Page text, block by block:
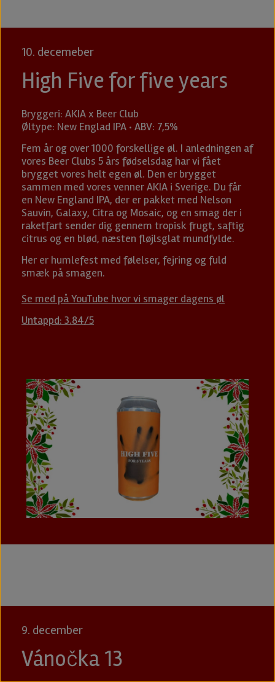
10. decemeber
High Five for five years
Bryggeri: AKIA x Beer Club
Øltype: New Englad IPA · ABV: 7,5%
Fem år og over 1000 forskellige øl. I anledningen af
vores Beer Clubs 5 års fødselsdag har vi fået
brygget vores helt egen øl. Den er brygget
sammen med vores venner AKIA i Sverige. Du får
en New England IPA, der er pakket med Nelson
Sauvin, Galaxy, Citra og Mosaic, og en smag der i
raketfart sender dig gennem tropisk frugt, saftig
citrus og en blød, næsten fløjlsglat mundfylde.
Her er humlefest med følelser, fejring og fuld
smæk på smagen.
Se med på YouTube hvor vi smager dagens øl
Untappd: 3.84/5
9. december
Vánočka 13